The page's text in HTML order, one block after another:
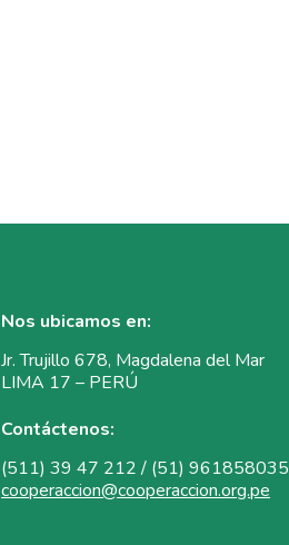
Nos ubicamos en:
Jr. Trujillo 678, Magdalena del Mar
LIMA 17 – PERÚ
Contáctenos:
(511) 39 47 212 / (51) 961858035
cooperaccion@cooperaccion.org.pe